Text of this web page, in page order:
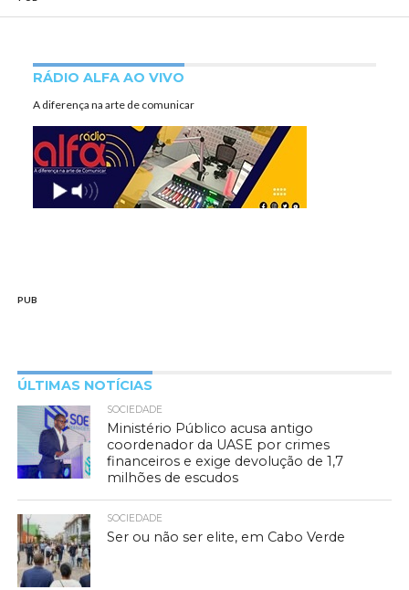
RÁDIO ALFA AO VIVO
A diferença na arte de comunicar
PUB
ÚLTIMAS NOTÍCIAS
SOCIEDADE
Ministério Público acusa antigo
coordenador da UASE por crimes
financeiros e exige devolução de 1,7
milhões de escudos
SOCIEDADE
Ser ou não ser elite, em Cabo Verde